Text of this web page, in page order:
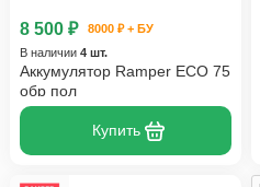
8 500 ₽
8000 ₽ + БУ
В наличии 4 шт.
Аккумулятор Ramper ECO 75
обр пол
Купить